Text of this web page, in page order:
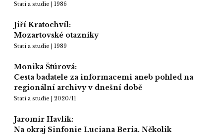
Stati a studie | 1986
Jiří Kratochvíl:
Mozartovské otazníky
Stati a studie | 1989
Monika Štúrová:
Cesta badatele za informacemi aneb pohled na
regionální archivy v dnešní době
Stati a studie | 2020/11
Jaromír Havlík:
Na okraj Sinfonie Luciana Beria. Několik